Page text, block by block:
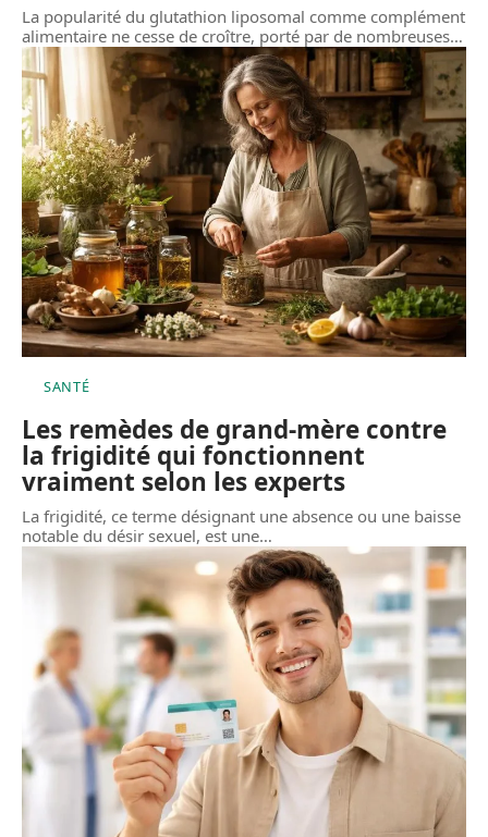
La popularité du glutathion liposomal comme complément
alimentaire ne cesse de croître, porté par de nombreuses…
SANTÉ
Les remèdes de grand-mère contre
la frigidité qui fonctionnent
vraiment selon les experts
La frigidité, ce terme désignant une absence ou une baisse
notable du désir sexuel, est une…